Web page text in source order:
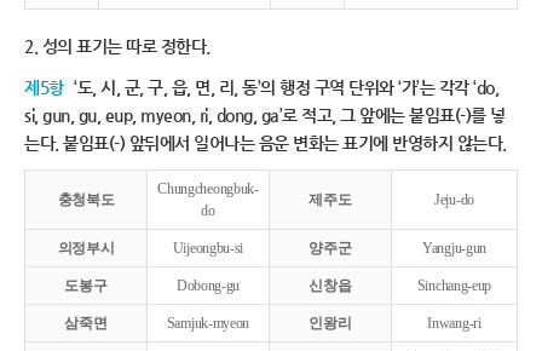
2. 성의 표기는 따로 정한다.
제5항 ‘도, 시, 군, 구, 읍, 면, 리, 동’의 행정 구역 단위와 ‘가’는 각각 ‘do,
si, gun, gu, eup, myeon, ri, dong, ga’로 적고, 그 앞에는 붙임표(-)를 넣
는다. 붙임표(-) 앞뒤에서 일어나는 음운 변화는 표기에 반영하지 않는다.
충청북도
Chungcheongbuk-
do
제주도 Jeju-do
의정부시 Uijeongbu-si 양주군 Yangju-gun
도봉구 Dobong-gu 신창읍 Sinchang-eup
삼죽면 Samjuk-myeon 인왕리 Inwang-ri